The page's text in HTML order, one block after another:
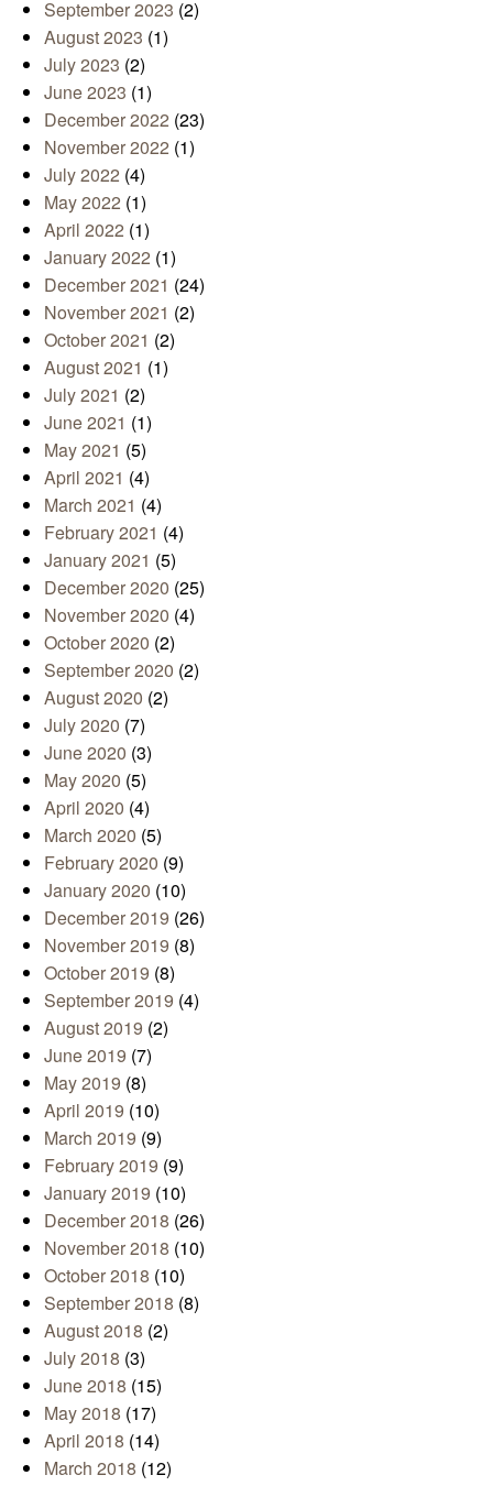
September 2023 (2)
August 2023 (1)
July 2023 (2)
June 2023 (1)
December 2022 (23)
November 2022 (1)
July 2022 (4)
May 2022 (1)
April 2022 (1)
January 2022 (1)
December 2021 (24)
November 2021 (2)
October 2021 (2)
August 2021 (1)
July 2021 (2)
June 2021 (1)
May 2021 (5)
April 2021 (4)
March 2021 (4)
February 2021 (4)
January 2021 (5)
December 2020 (25)
November 2020 (4)
October 2020 (2)
September 2020 (2)
August 2020 (2)
July 2020 (7)
June 2020 (3)
May 2020 (5)
April 2020 (4)
March 2020 (5)
February 2020 (9)
January 2020 (10)
December 2019 (26)
November 2019 (8)
October 2019 (8)
September 2019 (4)
August 2019 (2)
June 2019 (7)
May 2019 (8)
April 2019 (10)
March 2019 (9)
February 2019 (9)
January 2019 (10)
December 2018 (26)
November 2018 (10)
October 2018 (10)
September 2018 (8)
August 2018 (2)
July 2018 (3)
June 2018 (15)
May 2018 (17)
April 2018 (14)
March 2018 (12)